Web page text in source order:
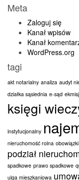
Meta
Zaloguj się
Kanał wpisów
Kanał
WordPress.org
tagi
akt notarialny analiza audyt
działka sąsiednia e-sąd
księgi
instytucjonalny
nieruchomość rolna
podział
spadkowe prawo spadkowe
ulga mieszkaniowa